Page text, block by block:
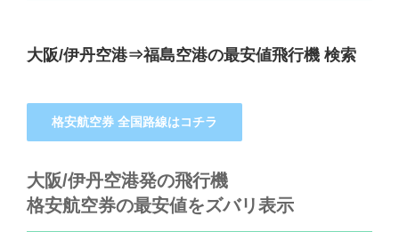
大阪/伊丹空港⇒福島空港の最安値飛行機 検索
格安航空券 全国路線はコチラ
大阪/伊丹空港発の飛行機
格安航空券の最安値をズバリ表示